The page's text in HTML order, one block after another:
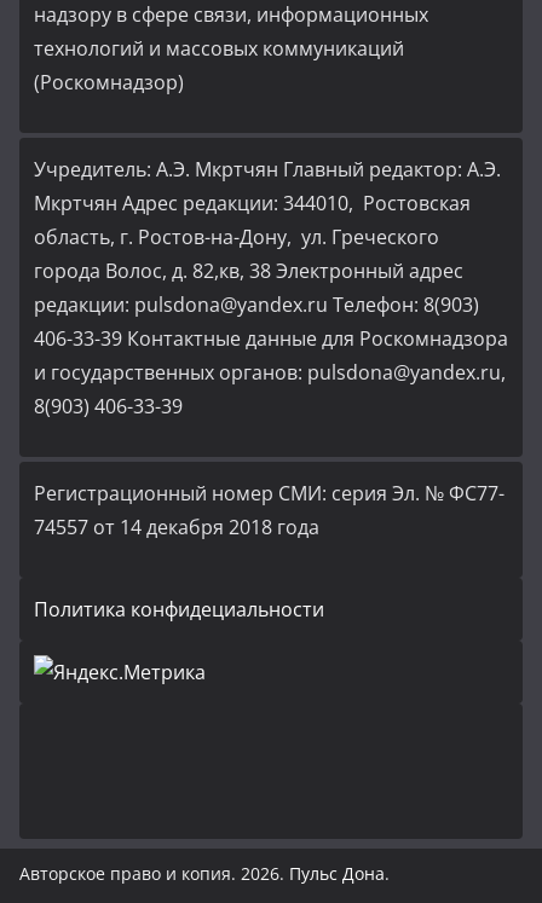
надзору в сфере связи, информационных
технологий и массовых коммуникаций
(Роскомнадзор)
Учредитель: А.Э. Мкртчян Главный редактор: А.Э.
Мкртчян Адрес редакции: 344010, Ростовская
область, г. Ростов-на-Дону, ул. Греческого
города Волос, д. 82,кв, 38 Электронный адрес
редакции: pulsdona@yandex.ru Телефон: 8(903)
406-33-39 Контактные данные для Роскомнадзора
и государственных органов: pulsdona@yandex.ru,
8(903) 406-33-39
Регистрационный номер СМИ: серия Эл. № ФС77-
74557 от 14 декабря 2018 года
Политика конфидециальности
Авторское право и копия. 2026. Пульс Дона.